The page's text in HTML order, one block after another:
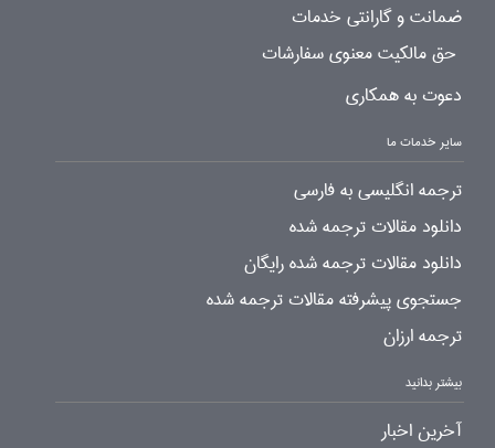
ضمانت و گارانتی خدمات
حق مالکیت معنوی سفارشات
دعوت به همکاری
سایر خدمات ما
ترجمه انگلیسی به فارسی
دانلود مقالات ترجمه شده
دانلود مقالات ترجمه شده رایگان
جستجوی پیشرفته مقالات ترجمه شده
ترجمه ارزان
بیشتر بدانید
آخرین اخبار